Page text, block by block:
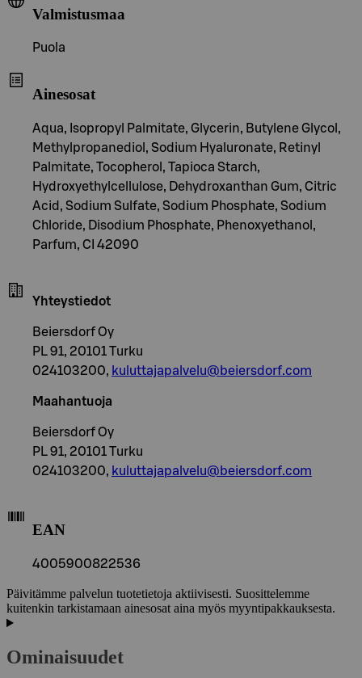
Valmistusmaa
Puola
Ainesosat
Aqua, Isopropyl Palmitate, Glycerin, Butylene Glycol,
Methylpropanediol, Sodium Hyaluronate, Retinyl
Palmitate, Tocopherol, Tapioca Starch,
Hydroxyethylcellulose, Dehydroxanthan Gum, Citric
Acid, Sodium Sulfate, Sodium Phosphate, Sodium
Chloride, Disodium Phosphate, Phenoxyethanol,
Parfum, CI 42090
Yhteystiedot
Beiersdorf Oy
PL 91, 20101 Turku
024103200, kuluttajapalvelu@beiersdorf.com
Maahantuoja
Beiersdorf Oy
PL 91, 20101 Turku
024103200, kuluttajapalvelu@beiersdorf.com
EAN
4005900822536
Päivitämme palvelun tuotetietoja aktiivisesti. Suosittelemme
kuitenkin tarkistamaan ainesosat aina myös myyntipakkauksesta.
Ominaisuudet